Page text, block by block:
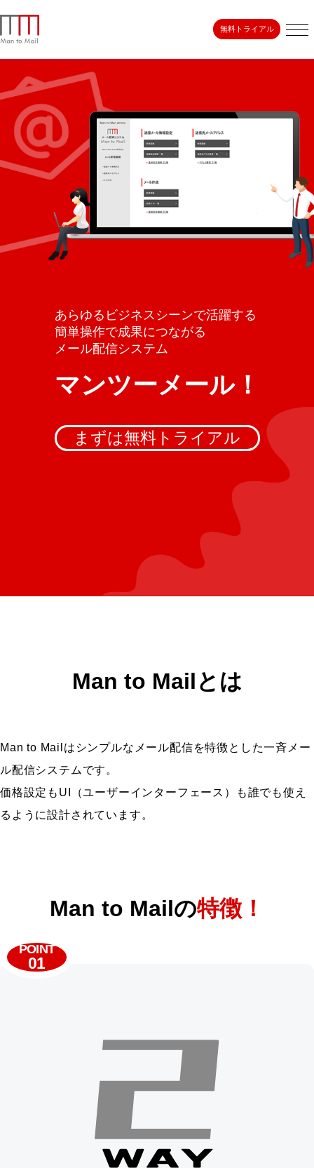
無料トライアル
あらゆるビジネスシーンで活躍する
簡単操作で成果につながる
メール配信システム
マンツーメール！
まずは無料トライアル
Man to Mailとは
Man to Mailはシンプルなメール配信を特徴とした一斉メー
ル配信システムです。
価格設定もUI（ユーザーインターフェース）も誰でも使え
るように設計されています。
Man to Mailの特徴！
POINT
01